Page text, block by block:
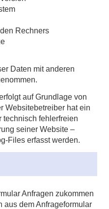
Rechners
Daten mit anderen
auf Grundlage von
Websitebetreiber hat ein
technisch fehlerfreien
seiner Website –
Files erfasst werden.
Anfragen zukommen
aus dem Anfrageformular